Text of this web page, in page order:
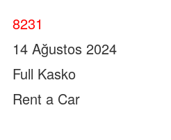
8231
14 Ağustos 2024
Full Kasko
Rent a Car